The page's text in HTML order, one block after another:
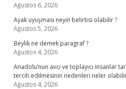
Ağustos 6, 2026
Ayak uyuşması neyin belirtisi olabilir ?
Ağustos 5, 2026
Beylik ne demek paragraf ?
Ağustos 4, 2026
Anadolu’nun avcı ve toplayıcı insanlar
tercih edilmesinin nedenleri neler
Ağustos 4, 2026